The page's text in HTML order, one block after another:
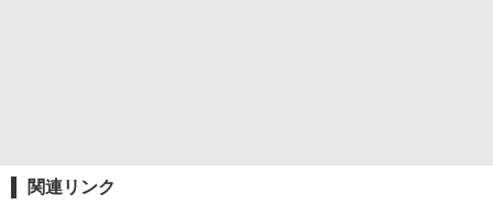
関連リンク